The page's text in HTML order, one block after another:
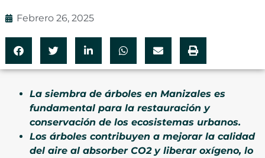
Febrero 26, 2025
La siembra de árboles en Manizales es
fundamental para la restauración y
conservación de los ecosistemas urbanos.
Los árboles contribuyen a mejorar la calidad
del aire al absorber CO2 y liberar oxígeno, lo